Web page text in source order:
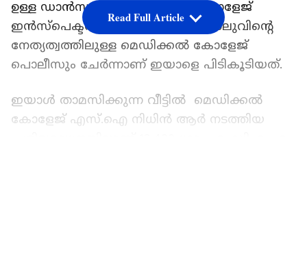
ഉള്ള ഡാൻസാഫും മെഡിക്കൽ കോളേജ്
ഇൻസ്പെക്ടർ എം.എൽ. ബെന്നി ലാലുവിന്റെ
നേത്യത്വത്തിലുള്ള മെഡിക്കൽ കോളേജ്
പൊലീസും ചേർന്നാണ് ഇയാളെ പിടികൂടിയത്.
ഇയാൾ താമസിക്കുന്ന വീട്ടിൽ മെഡിക്കൽ
കോളേജ് എസ്.ഐ നിധിൻ ആർ നടത്തിയ
Read Full Article